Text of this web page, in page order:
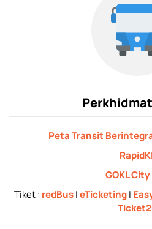
Peta Transit
GOKL
Tiket : redBus|eTicketing|